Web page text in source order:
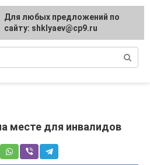
месте для инвалидов
Для любых предложений по
сайту: shklyaev@cp9.ru